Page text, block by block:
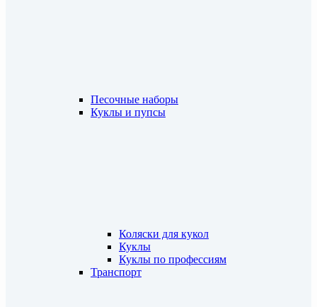
Песочные наборы
Куклы и пупсы
Коляски для кукол
Куклы
Куклы по профессиям
Транспорт